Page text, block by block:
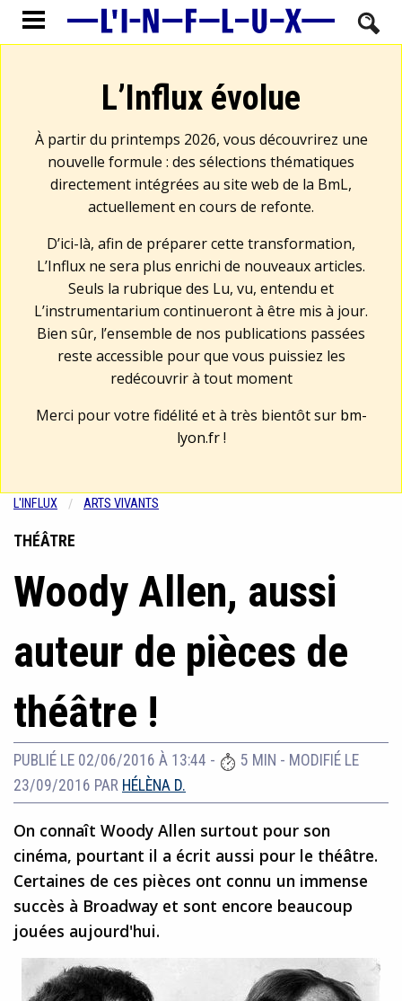
L’Influx évolue
À partir du printemps 2026, vous découvrirez une
nouvelle formule : des sélections thématiques
directement intégrées au site web de la BmL,
actuellement en cours de refonte.
D’ici-là, afin de préparer cette transformation,
L’Influx ne sera plus enrichi de nouveaux articles.
Seuls la rubrique des Lu, vu, entendu et
L’instrumentarium continueront à être mis à jour.
Bien sûr, l’ensemble de nos publications passées
reste accessible pour que vous puissiez les
redécouvrir à tout moment
Merci pour votre fidélité et à très bientôt sur bm-
lyon.fr!
L'INFLUX ARTS VIVANTS
THÉÂTRE
Woody Allen, aussi
auteur de pièces de
théâtre !
PUBLIÉ LE 02/06/2016 À 13:44 - 5 MIN - MODIFIÉ LE
23/09/2016 PAR HÉLÈNA D.
On connaît Woody Allen surtout pour son
cinéma, pourtant il a écrit aussi pour le théâtre.
Certaines de ces pièces ont connu un immense
succès à Broadway et sont encore beaucoup
jouées aujourd'hui.